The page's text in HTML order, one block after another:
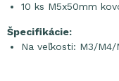
10 ks M5x50mm
Špecifikácie:
Na veľkosti: M3/